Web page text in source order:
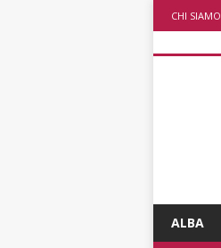
CHI SIAMO
ALBA